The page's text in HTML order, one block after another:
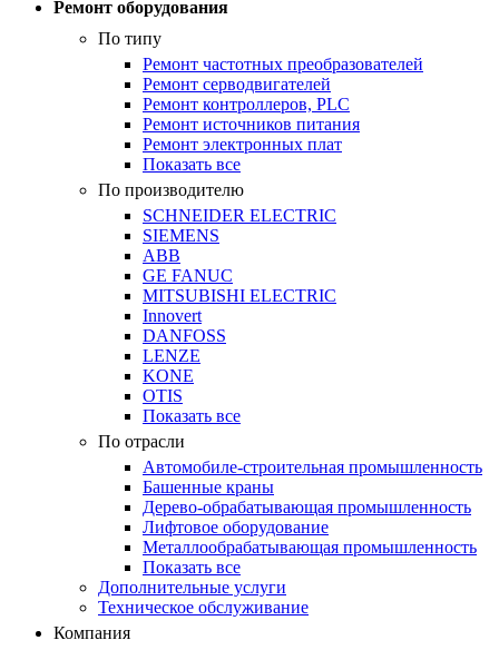
Ремонт оборудования
По типу
Ремонт частотных преобразователей
Ремонт серводвигателей
Ремонт контроллеров, PLC
Ремонт источников питания
Ремонт электронных плат
Показать все
По производителю
SCHNEIDER ELECTRIC
SIEMENS
ABB
GE FANUC
MITSUBISHI ELECTRIC
Innovert
DANFOSS
LENZE
KONE
OTIS
Показать все
По отрасли
Автомобиле-строительная промышленность
Башенные краны
Дерево-обрабатывающая промышленность
Лифтовое оборудование
Металлообрабатывающая промышленность
Показать все
Дополнительные услуги
Техническое обслуживание
Компания